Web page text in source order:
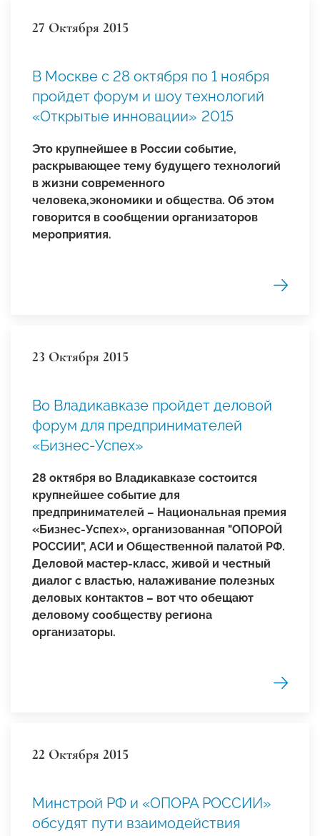
27 Октября 2015
В Москве с 28 октября по 1 ноября
пройдет форум и шоу технологий
«Открытые инновации» 2015
Это крупнейшее в России событие,
раскрывающее тему будущего технологий
в жизни современного
человека,экономики и общества. Об этом
говорится в сообщении организаторов
мероприятия.
23 Октября 2015
Во Владикавказе пройдет деловой
форум для предпринимателей
«Бизнес-Успех»
28 октября во Владикавказе состоится
крупнейшее событие для
предпринимателей – Национальная премия
«Бизнес-Успех», организованная "ОПОРОЙ
РОССИИ", АСИ и Общественной палатой РФ.
Деловой мастер-класс, живой и честный
диалог с властью, налаживание полезных
деловых контактов – вот что обещают
деловому сообществу региона
организаторы.
22 Октября 2015
Минстрой РФ и «ОПОРА РОССИИ»
обсудят пути взаимодействия